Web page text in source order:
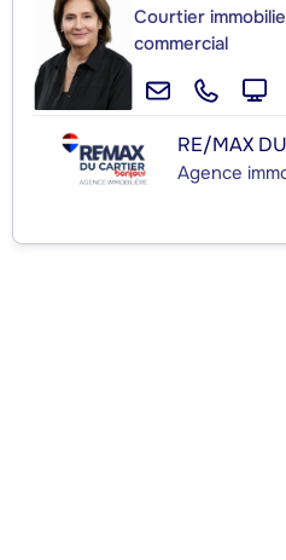
Courtier
commercial
RE/MAX
Agence